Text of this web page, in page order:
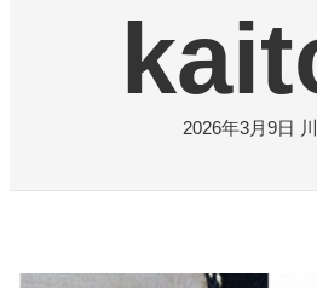
取扱アイテ
お問い合わ
2026年3月9日